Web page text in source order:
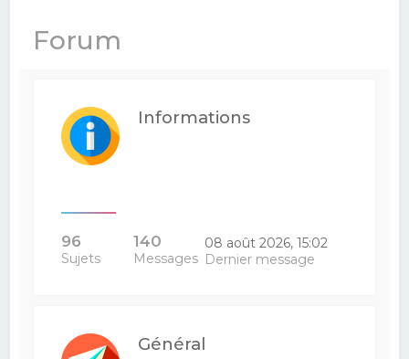
Forum
Informations
96
Sujets
140
Messages
08 août 2026, 15:02
Dernier message
Général